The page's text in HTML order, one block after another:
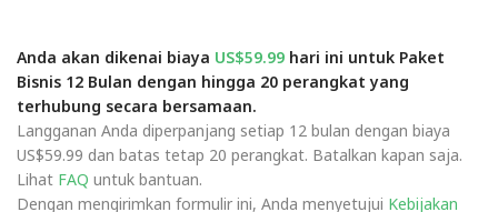
Anda akan dikenai biaya US$59.99 hari ini untuk Paket
Bisnis 12 Bulan dengan hingga 20 perangkat yang
terhubung secara bersamaan.
Langganan Anda diperpanjang setiap 12 bulan dengan biaya
US$59.99 dan batas tetap 20 perangkat. Batalkan kapan saja.
Lihat FAQ untuk bantuan.
Dengan mengirimkan formulir ini, Anda menyetujui Kebijakan